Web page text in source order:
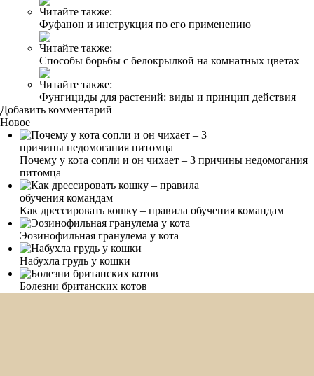
Читайте также:
Фуфанон и инструкция по его применению
Читайте также:
Способы борьбы с белокрылкой на комнатных цветах
Читайте также:
Фунгициды для растений: виды и принцип действия
Добавить комментарий
Новое
Почему у кота сопли и он чихает – 3 причины недомогания
питомца
Как дрессировать кошку – правила обучения командам
Эозинофильная гранулема у кота
Набухла грудь у кошки
Болезни британских котов